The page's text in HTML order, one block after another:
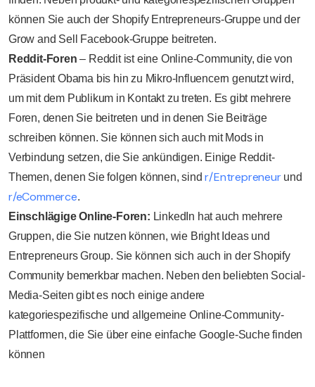
können Sie auch der Shopify Entrepreneurs-Gruppe und der
Grow and Sell Facebook-Gruppe beitreten.
Reddit-Foren – Reddit ist eine Online-Community, die von
Präsident Obama bis hin zu Mikro-Influencern genutzt wird,
um mit dem Publikum in Kontakt zu treten. Es gibt mehrere
Foren, denen Sie beitreten und in denen Sie Beiträge
schreiben können. Sie können sich auch mit Mods in
Verbindung setzen, die Sie ankündigen. Einige Reddit-
Themen, denen Sie folgen können, sindr/Entrepreneurund
r/eCommerce.
Einschlägige Online-Foren: LinkedIn hat auch mehrere
Gruppen, die Sie nutzen können, wie Bright Ideas und
Entrepreneurs Group. Sie können sich auch in der Shopify
Community bemerkbar machen. Neben den beliebten Social-
Media-Seiten gibt es noch einige andere
kategoriespezifische und allgemeine Online-Community-
Plattformen, die Sie über eine einfache Google-Suche finden
können